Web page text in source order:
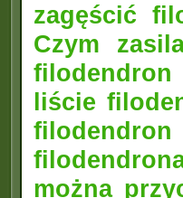
zagęścić
Czym
filodendron
liście
można